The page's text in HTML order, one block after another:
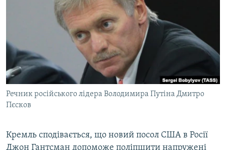
СПЕЦПРОЄКТИ
ПОДКАСТИ
КРИМ РЕАЛІЇ
РУС
УКР
Речник російського лідера Володимира Путіна Дмитро
Пєсков
Кремль сподівається, що новий посол США в Росії
Джон Гантсман допоможе поліпшити напружені